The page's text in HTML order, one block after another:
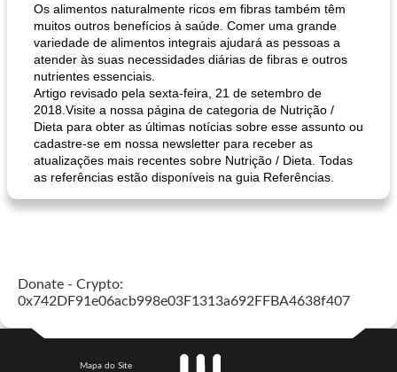
Os alimentos naturalmente ricos em fibras também têm
muitos outros benefícios à saúde. Comer uma grande
variedade de alimentos integrais ajudará as pessoas a
atender às suas necessidades diárias de fibras e outros
nutrientes essenciais.
Artigo revisado pela sexta-feira, 21 de setembro de
2018.Visite a nossa página de categoria de Nutrição /
Dieta para obter as últimas notícias sobre esse assunto ou
cadastre-se em nossa newsletter para receber as
atualizações mais recentes sobre Nutrição / Dieta. Todas
as referências estão disponíveis na guia Referências.
Donate - Crypto:
0x742DF91e06acb998e03F1313a692FFBA4638f407
Mapa do Site